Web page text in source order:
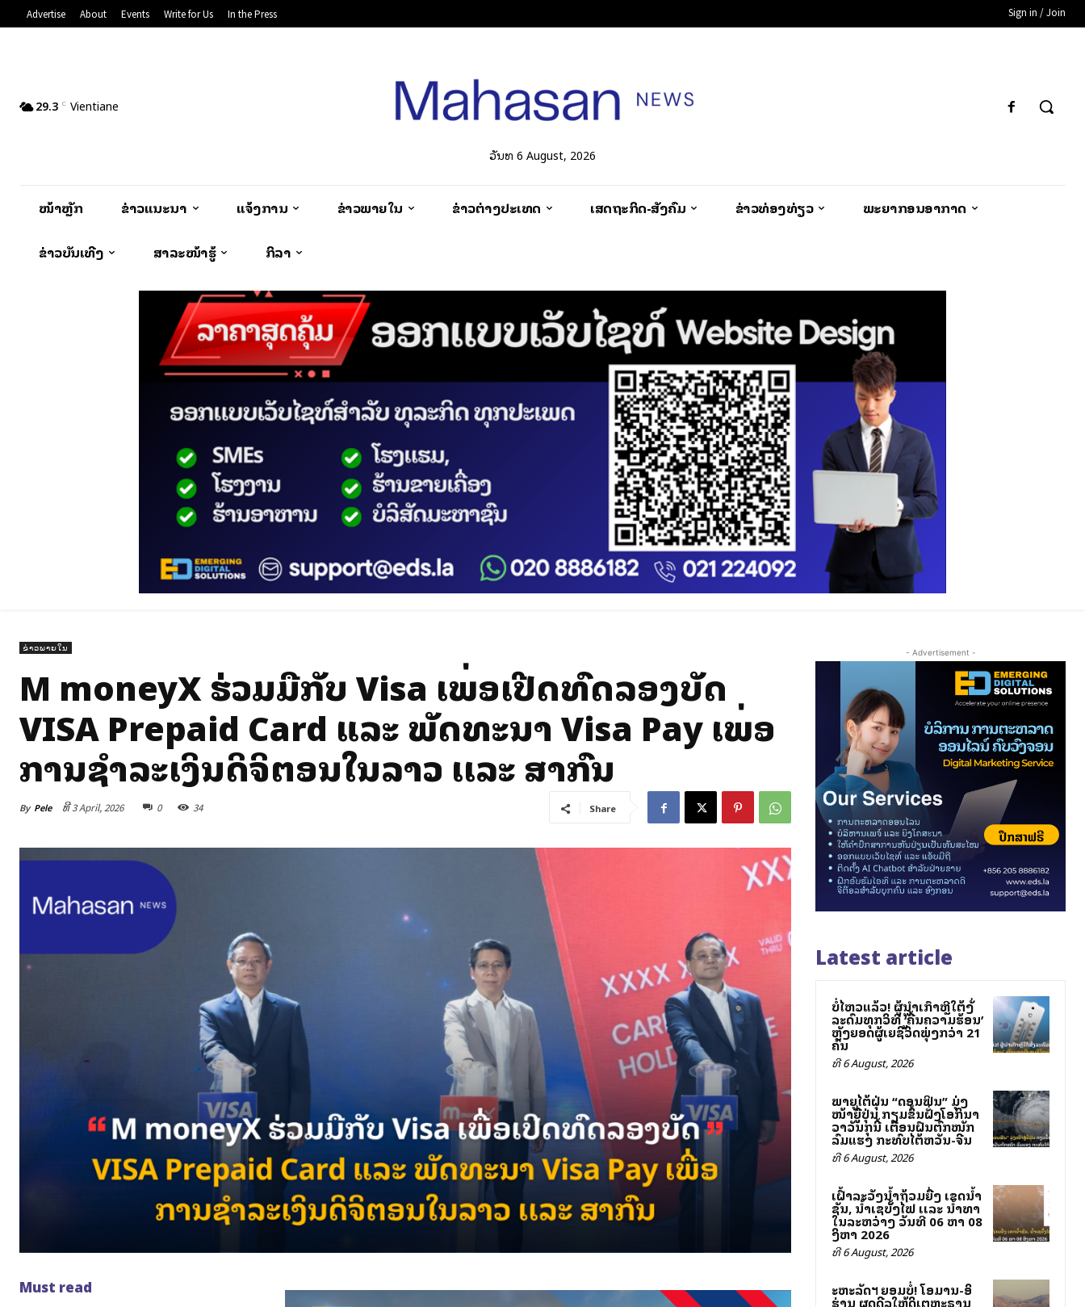
Advertise About Events Write for Us In the Press Sign in / Join
29.3 C Vientiane
ວັນທີ 6 August, 2026
ໜ້າຫຼັກ ຂ່າວແນະນຳ ແຈ້ງການ ຂ່າວພາຍໃນ ຂ່າວຕ່າງປະເທດ ເສດຖະກິດ-ສັງຄົມ ຂ່າວທ່ອງທ່ຽວ ພະຍາກອນອາກາດ
ຂ່າວບັນເທີງ ສາລະໜ້າຮູ້ ກິລາ
ຂ່າວພາຍໃນ
M moneyX ຮ່ວມມືກັບ Visa ເພື່ອເປີດທົດລອງບັດ
VISA Prepaid Card ແລະ ພັດທະນາ Visa Pay ເພື່ອ
ການຊຳລະເງິນດິຈິຕອນໃນລາວ ເເລະ ສາກົນ
By Pele ທີ 3 April, 2026 0 34 Share
Must read
- Advertisement -
Latest article
ບໍ່ໄຫວແລ້ວ! ຜູ້ນຳເກົາຫຼີໃຕ້ສັ່ງ
ລະດົມທຸກວິທີສູ້ ‘ຄື້ນຄວາມຮ້ອນ’
ຫຼັງຍອດຜູ້ເສຍຊີວິດພຸ່ງກວ່າ 21
ຄົນ
ທີ 6 August, 2026
ພາຍຸໄຕ້ຝຸ່ນ “ດອນຟິນ” ມຸ່ງ
ໜ້າສູ່ຍີ່ປຸ່ນ ກຽມຂຶ້ນຝັ່ງໂອກິນາ
ວາວັນສຸກນີ້ ເຕືອນຝົນຕົກໜັກ
ລົມແຮງ ກະທົບໄຕ້ຫວັນ-ຈີນ
ທີ 6 August, 2026
ເຝົ້າລະວັງນໍ້າຖ້ວມຍື່ງ ເຂດນໍ້າ
ຊັນ, ນໍ້າເຊບັັ້ງໄຟ ເເລະ ນໍ້າທາ
ໃນລະຫວ່າງ ວັນທີ 06 ຫາ 08
ສິງຫາ 2026
ທີ 6 August, 2026
ສະຫະລັດฯ ຍອມບໍ່! ໂອມານ-ອິ
ຮ່ານ ຜຸດດີລໃຫ້ສິດເຕຫະຣານ